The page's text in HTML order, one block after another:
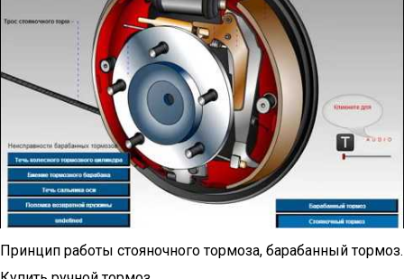
Принцип работы стояночного тормоза, барабанный тормоз.